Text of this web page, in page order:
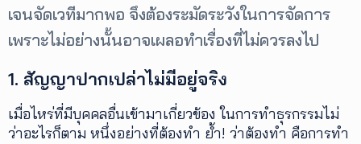
บริการ
ดาวน์
โหลด
เจนจัดเวทีมากพอ จึงต้องระมัดระวังในการจัดการ
เพราะไม่อย่างนั้นอาจเผลอทำเรื่องที่ไม่ควรลงไป
1. สัญญาปากเปล่าไม่มีอยู่จริง
เมื่อไหร่ที่มีบุคคลอื่นเข้ามาเกี่ยวข้อง ในการทำธุรกรรมไม่
ว่าอะไรก็ตาม หนึ่งอย่างที่ต้องทำ ย้ำ! ว่าต้องทำ คือการทำ